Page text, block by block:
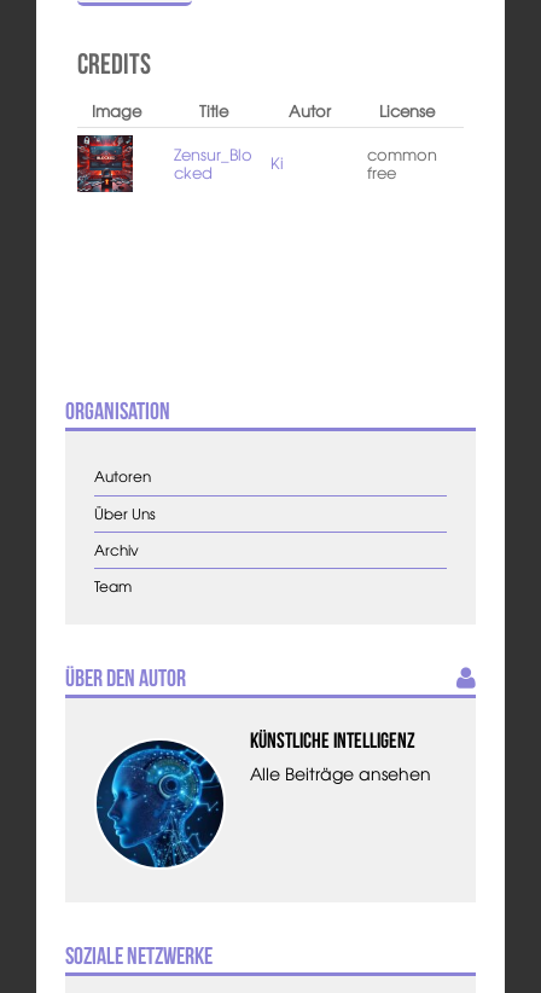
Credits
Image Title Autor
License
Zensur_Blo
cked Ki common
free
Organisation
Autoren
Über Uns
Archiv
Team
Über den Autor
Künstliche Intelligenz
Alle Beiträge ansehen
Soziale Netzwerke